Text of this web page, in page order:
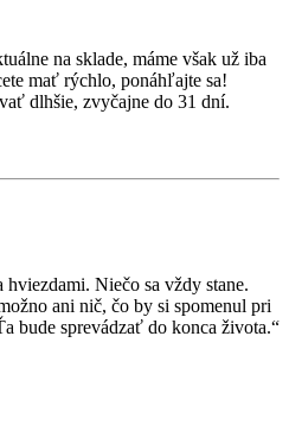
na sklade, máme však už iba
mať rýchlo, ponáhľajte sa!
dlhšie, zvyčajne do 31 dní.
Niečo sa vždy stane.
ani nič, čo by si spomenul pri
bude sprevádzať do konca života.